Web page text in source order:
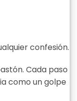
confesión.
Cada paso
como un golpe